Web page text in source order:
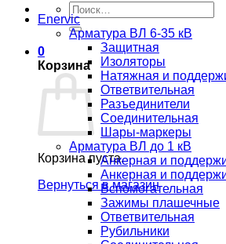
Искать:
0
Корзина
Корзина пуста.
Вернуться в магазин
Enervic
Арматура ВЛ 6-35 кВ
Защитная
Изоляторы
Натяжная и
Ответвительная
Разъединители
Соединительная
Шары-маркеры
Арматура ВЛ до 1 кВ
Анкерная и
Анкерная и
Вспомогательная
Зажимы плашечные
Ответвительная
Рубильники